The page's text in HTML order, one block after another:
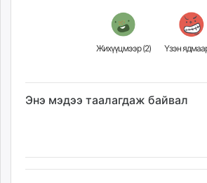
Жихүүцмээр (2)
Энэ мэдээ таалагдаж байвал